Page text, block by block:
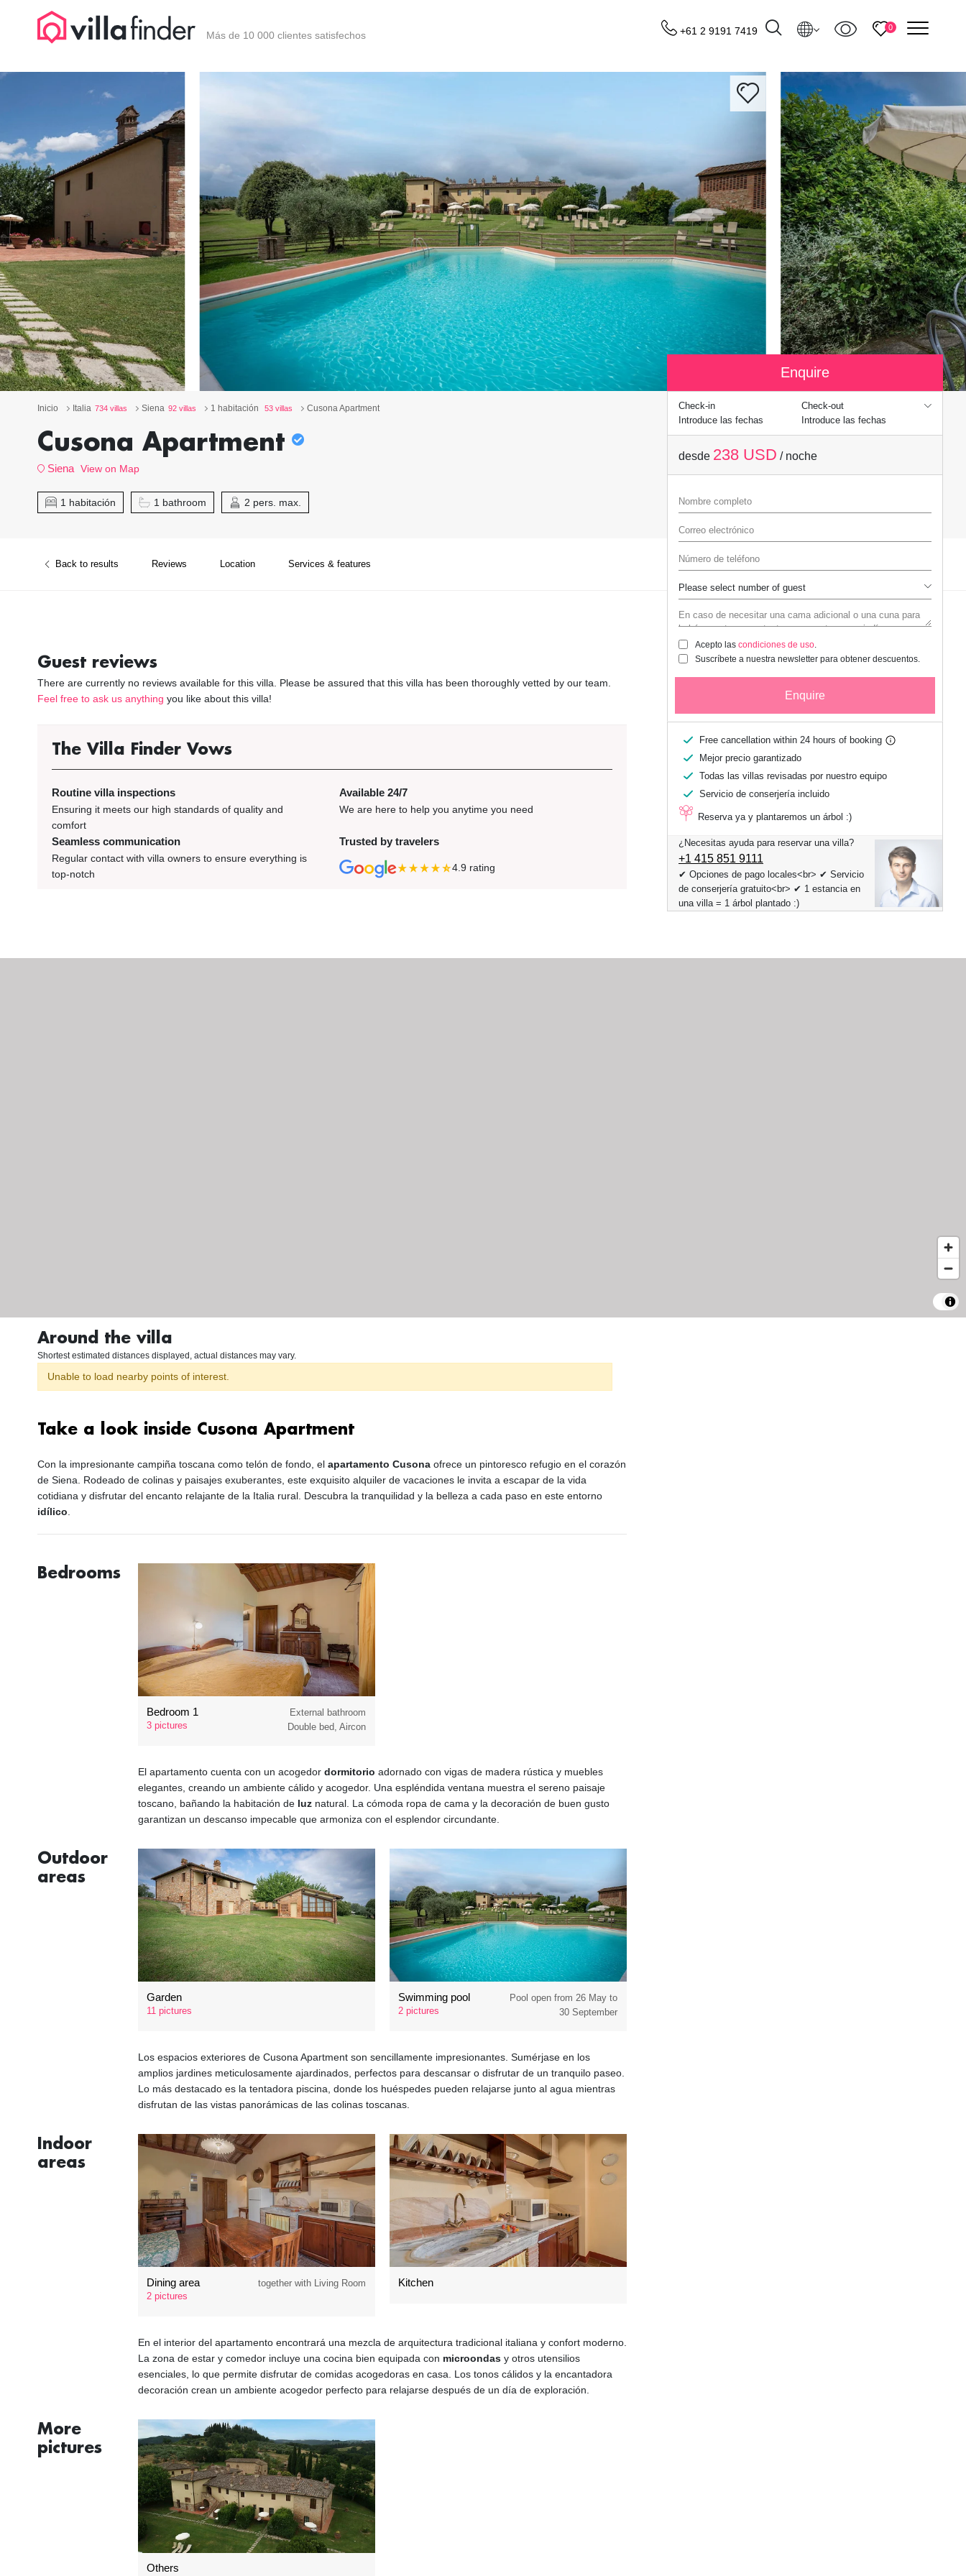
Más de 10 000 clientes satisfechos +61 2 9191 7419 Destinos
0 menu
Enquire
Check-in
Introduce las fechas
Check-out
Introduce las fechas
desde 238 USD / noche
Acepto las condiciones de uso.
Suscríbete a nuestra newsletter para obtener descuentos.
Enquire
Free cancellation within 24 hours of booking
Mejor precio garantizado
Todas las villas revisadas por nuestro equipo
Servicio de conserjería incluido
Reserva ya y plantaremos un árbol :)
¿Necesitas ayuda para reservar una villa?
+1 ​415 851 9111
✔ Opciones de pago locales<br> ✔ Servicio
de conserjería gratuito<br> ✔ 1 estancia en
una villa = 1 árbol plantado :)
Inicio Italia 734 villas Siena 92 villas 1 habitación 53 villas Cusona Apartment
Cusona Apartment
Siena View on Map
1 habitación 1 bathroom 2 pers. max.
Back to results Reviews Location Services & features
Guest reviews
There are currently no reviews available for this villa. Please be assured that this villa has been thoroughly vetted by our team.
Feel free to ask us anything you like about this villa!
The Villa Finder Vows
Routine villa inspections
Ensuring it meets our high standards of quality and
comfort
Available 24/7
We are here to help you anytime you need
Seamless communication
Regular contact with villa owners to ensure everything is
top-notch
Trusted by travelers
4.9 rating
Around the villa
Shortest estimated distances displayed, actual distances may vary.
Unable to load nearby points of interest.
Take a look inside Cusona Apartment
Con la impresionante campiña toscana como telón de fondo, el apartamento Cusona ofrece un pintoresco refugio en el corazón
de Siena. Rodeado de colinas y paisajes exuberantes, este exquisito alquiler de vacaciones le invita a escapar de la vida
cotidiana y disfrutar del encanto relajante de la Italia rural. Descubra la tranquilidad y la belleza a cada paso en este entorno
idílico
Bedrooms
Bedroom 1
3 pictures
External bathroom
Double bed, Aircon
El apartamento cuenta con un acogedor dormitorio adornado con vigas de madera rústica y muebles
elegantes, creando un ambiente cálido y acogedor. Una espléndida ventana muestra el sereno paisaje
toscano, bañando la habitación de luznatural. La cómoda ropa de cama y la decoración de buen gusto
garantizan un descanso impecable que armoniza con el esplendor circundante.
Outdoor
areas
Garden
11 pictures
Swimming pool
2 pictures
Pool open from 26 May to
30 September
Los espacios exteriores de Cusona Apartment son sencillamente impresionantes. Sumérjase en los
amplios jardines meticulosamente ajardinados, perfectos para descansar o disfrutar de un tranquilo paseo.
Lo más destacado es la tentadora piscina, donde los huéspedes pueden relajarse junto al agua mientras
disfrutan de las vistas panorámicas de las colinas toscanas.
Indoor
areas
Dining area
2 pictures
together with Living Room Kitchen
En el interior del apartamento encontrará una mezcla de arquitectura tradicional italiana y confort moderno.
La zona de estar y comedor incluye una cocina bien equipada con microondasy otros utensilios
esenciales, lo que permite disfrutar de comidas acogedoras en casa. Los tonos cálidos y la encantadora
decoración crean un ambiente acogedor perfecto para relajarse después de un día de exploración.
More
pictures
Others